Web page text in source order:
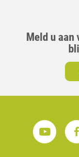
Meld u aan